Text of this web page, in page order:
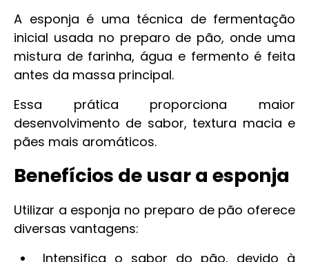
A esponja é uma técnica de fermentação
inicial usada no preparo de pão, onde uma
mistura de farinha, água e fermento é feita
antes da massa principal.
Essa prática proporciona maior
desenvolvimento de sabor, textura macia e
pães mais aromáticos.
Benefícios de usar a esponja
Utilizar a esponja no preparo de pão oferece
diversas vantagens:
Intensifica o sabor do pão, devido à